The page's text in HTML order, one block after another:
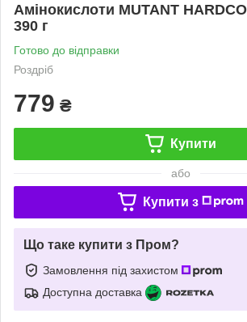
Амінокислоти MUTANT
390 г
Готово до відправки
Роздріб
779 ₴
Купити
або
Купити з
Що таке купити з Пром?
Замовлення під захистом
Доступна доставка